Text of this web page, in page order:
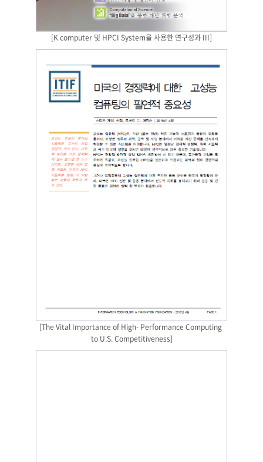
[K computer 및 HPCI System을 사용한 연구성과 III]
[The Vital Importance of High- Performance Computing
to U.S. Competitiveness]